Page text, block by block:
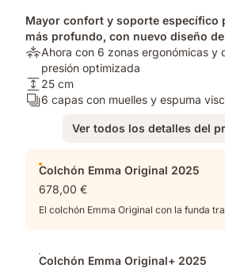
Mayor confort y soporte específico
más profundo, con nuevo diseño
Alivio
presión:
Ahora
ergonómicas
distribución
optimizada​
Ahora con 6 zonas ergonómicas y
presión optimizada​
Altura
del
25 cm
Número
capas
con
muelles
6 capas con muelles y espuma
Ver todos los detalles del
Colchón Emma Original 2025
678,00 €
El colchón Emma Original con la funda
Colchón Emma Original+ 2025